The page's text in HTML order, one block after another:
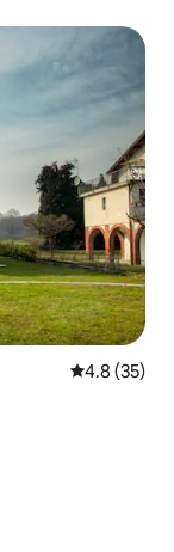
คะแนนเฉลี่ย
4.8 (35)